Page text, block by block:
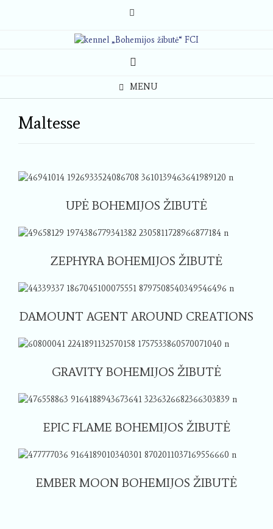
MENU
Maltesse
UPĖ BOHEMIJOS ŽIBUTĖ
ZEPHYRA BOHEMIJOS ŽIBUTĖ
DAMOUNT AGENT AROUND CREATIONS
GRAVITY BOHEMIJOS ŽIBUTĖ
EPIC FLAME BOHEMIJOS ŽIBUTĖ
EMBER MOON BOHEMIJOS ŽIBUTĖ